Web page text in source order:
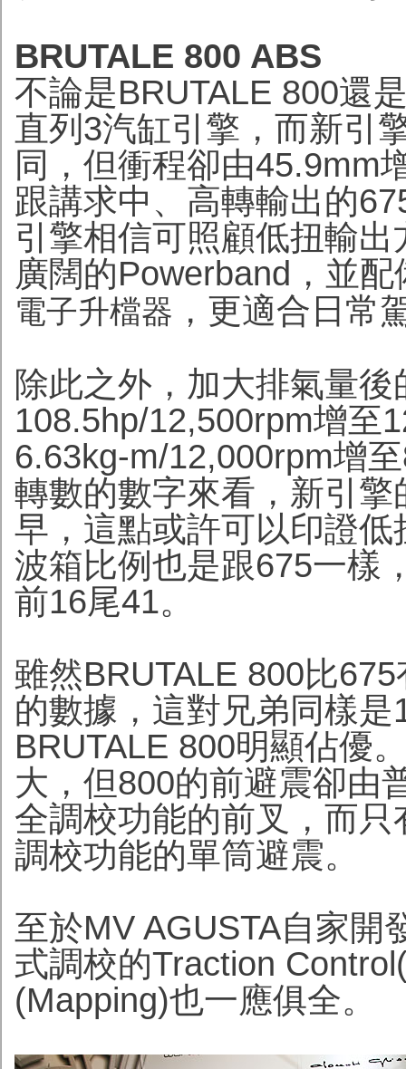
BRUTALE 800 ABS
不論是BRUTALE 800還
直列3汽缸引擎，而新引
同，但衝程卻由45.9mm
跟講求中、高轉輸出的
引擎相信可照顧低扭輸
廣闊的Powerband，並
電子升檔器 ，更適合日常
除此之外，加大排氣量
108.5hp/12,500rpm增至
6.63kg-m/12,000rpm增
轉數的數字來看，新引
早，這點或許可以印證
波箱比例也是跟675一樣
前16尾41。
雖然BRUTALE 800比
的數據，這對兄弟同樣
BRUTALE 800明顯佔優
大，但800的前避震卻由
全調校功能的前叉，而
調校功能的單筒避震。
至於MV AGUSTA自家開
式調校的Traction
(Mapping)也一應俱全。